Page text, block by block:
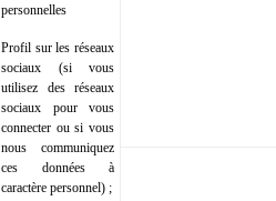
personnelles
Profil sur les réseaux
sociaux (si vous
utilisez des réseaux
sociaux pour vous
connecter ou si vous
nous communiquez
ces données à
caractère personnel) ;